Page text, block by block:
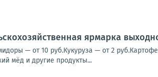
ярмарка
— от 10 руб.Кукуруза — от 2
мёд и другие продукты...